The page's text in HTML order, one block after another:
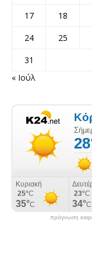
17
18
24
25
31
« Ιούλ
πρόγνωση